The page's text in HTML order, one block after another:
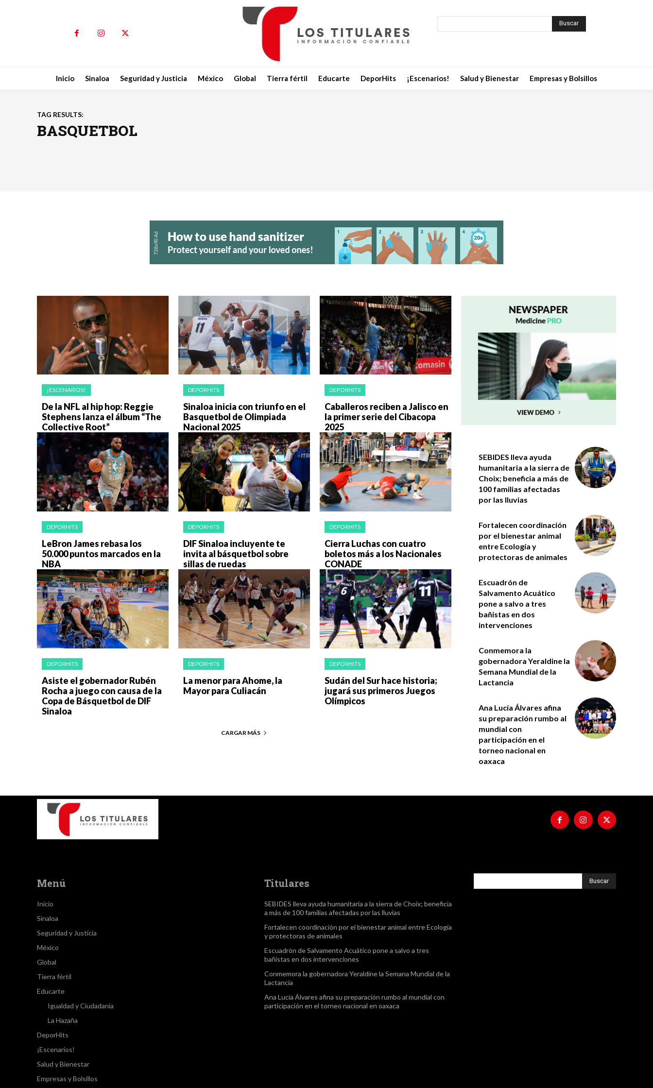
Buscar
Inicio Sinaloa Seguridad y Justicia México Global Tierra fértil Educarte DeporHits ¡Escenarios! Salud y Bienestar Empresas y Bolsillos
TAG RESULTS:
BASQUETBOL
¡ESCENARIOS!
De la NFL al hip hop: Reggie
Stephens lanza el álbum “The
Collective Root”
DEPORHITS
Sinaloa inicia con triunfo en el
Basquetbol de Olimpiada
Nacional 2025
DEPORHITS
Caballeros reciben a Jalisco en
la primer serie del Cibacopa
2025
DEPORHITS
LeBron James rebasa los
50.000 puntos marcados en la
NBA
DEPORHITS
DIF Sinaloa incluyente te
invita al básquetbol sobre
sillas de ruedas
DEPORHITS
Cierra Luchas con cuatro
boletos más a los Nacionales
CONADE
DEPORHITS
Asiste el gobernador Rubén
Rocha a juego con causa de la
Copa de Básquetbol de DIF
Sinaloa
DEPORHITS
La menor para Ahome, la
Mayor para Culiacán
DEPORHITS
Sudán del Sur hace historia;
jugará sus primeros Juegos
Olímpicos
CARGAR MÁS
SEBIDES lleva ayuda
humanitaria a la sierra de
Choix; beneficia a más de
100 familias afectadas
por las lluvias
Fortalecen coordinación
por el bienestar animal
entre Ecología y
protectoras de animales
Escuadrón de
Salvamento Acuático
pone a salvo a tres
bañistas en dos
intervenciones
Conmemora la
gobernadora Yeraldine la
Semana Mundial de la
Lactancia
Ana Lucía Álvares afina
su preparación rumbo al
mundial con
participación en el
torneo nacional en
oaxaca
Menú
Inicio
Sinaloa
Seguridad y Justicia
México
Global
Tierra fértil
Educarte
Igualdad y Ciudadanía
La Hazaña
DeporHits
¡Escenarios!
Salud y Bienestar
Empresas y Bolsillos
Titulares
SEBIDES lleva ayuda humanitaria a la sierra de Choix; beneficia
a más de 100 familias afectadas por las lluvias
Fortalecen coordinación por el bienestar animal entre Ecología
y protectoras de animales
Escuadrón de Salvamento Acuático pone a salvo a tres
bañistas en dos intervenciones
Conmemora la gobernadora Yeraldine la Semana Mundial de la
Lactancia
Ana Lucía Álvares afina su preparación rumbo al mundial con
participación en el torneo nacional en oaxaca
Buscar